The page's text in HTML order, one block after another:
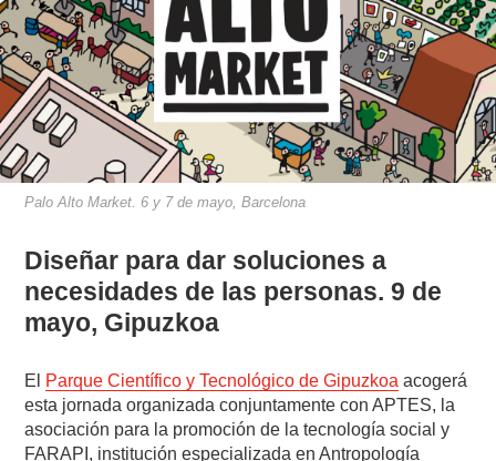
Palo Alto Market. 6 y 7 de mayo, Barcelona
Diseñar para dar soluciones a
necesidades de las personas. 9 de
mayo, Gipuzkoa
El Parque Científico y Tecnológico de Gipuzkoa acogerá
esta jornada organizada conjuntamente con APTES, la
asociación para la promoción de la tecnología social y
FARAPI, institución especializada en Antropología